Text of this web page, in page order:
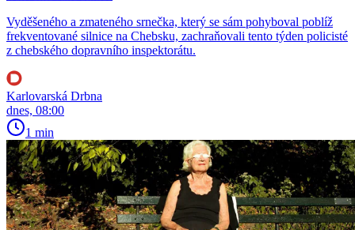
Vyděšeného a zmateného srnečka, který se sám pohyboval poblíž
frekventované silnice na Chebsku, zachraňovali tento týden policisté
z chebského dopravního inspektorátu.
Karlovarská Drbna
dnes, 08:00
1 min